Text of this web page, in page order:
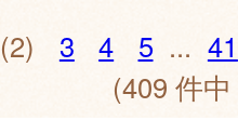
(2) 3 4 5 ... 41
(409 件